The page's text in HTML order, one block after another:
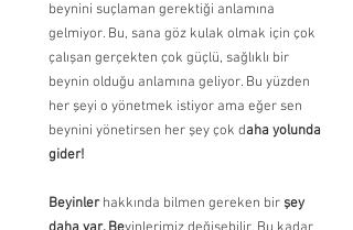
beynini suçlaman gerektiği anlamına
gelmiyor. Bu, sana göz kulak olmak için çok
çalışan gerçekten çok güçlü, sağlıklı bir
beynin olduğu anlamına geliyor. Bu yüzden
her şeyi o yönetmek istiyor ama eğer sen
beynini yönetirsen her şey çok daha yolunda
gider!
Beyinler hakkında bilmen gereken bir şey